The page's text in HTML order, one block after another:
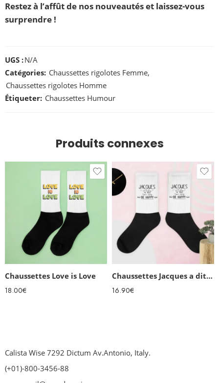
Restez à l’affût de nos nouveautés et laissez-vous
surprendre !
UGS :N/A
Catégories: Chaussettes rigolotes Femme,
Chaussettes rigolotes Homme
Étiqueter: Chaussettes Humour
Produits connexes
Chaussettes Love is Love
18.00€
Chaussettes Jacques a dit…
16.90€
Calista Wise 7292 Dictum Av.Antonio, Italy.
(+01)-800-3456-88